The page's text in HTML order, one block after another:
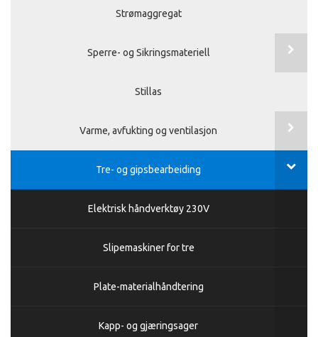
Strømaggregat
Sperre- og Sikringsmateriell
Stillas
Varme, avfukting og ventilasjon
Tre- og gipsbearbeiding
Elektrisk håndverktøy 230V
Slipemaskiner for tre
Plate-materialhåndtering
Kapp- og gjæringsager